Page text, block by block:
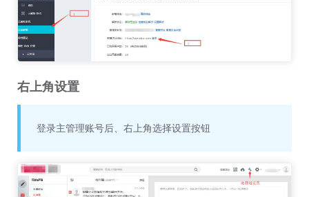
右上角设置
登录主管理账号后、右上角选择设置按钮